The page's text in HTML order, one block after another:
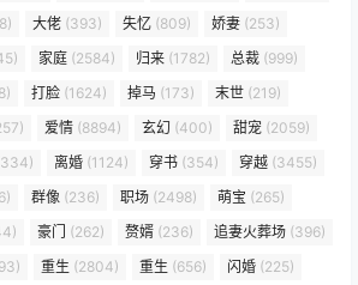
大佬 (393) 失忆 (809) 娇妻 (253)
家庭 (2584) 归来 (1782) 总裁 (999)
打脸 (1624) 掉马 (173) 末世 (219)
爱情 (8894) 玄幻 (400) 甜宠 (2059)
离婚 (1124) 穿书 (354) 穿越 (3455)
群像 (236) 职场 (2498) 萌宝 (265)
豪门 (262) 赘婿 (236) 追妻火葬场 (396)
重生 (2804) 重生 (656) 闪婚 (225)